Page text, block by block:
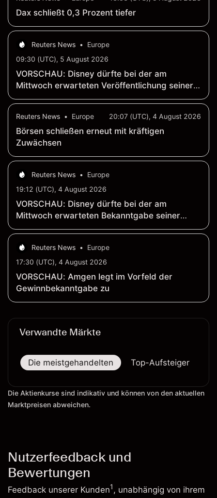
Dax schließt 0,3 Prozent tiefer
Reuters News •
Europe
09:30 (UTC), 5 August 2026
VORSCHAU: Disney dürfte bei der am
Mittwoch erwarteten Veröffentlichung seiner
Geschäftszahlen höhere Umsätze und einen
Reuters News • Europe 20:07 (UTC), 4 August 2026
Börsen schließen erneut mit kräftigen
Zuwächsen
Reuters News •
Europe
19:12 (UTC), 4 August 2026
VORSCHAU: Disney dürfte bei der am
Mittwoch erwarteten Bekanntgabe seiner
Geschäftszahlen höhere Umsätze und einen
Reuters News •
Europe
17:30 (UTC), 4 August 2026
VORSCHAU: Amgen legt im Vorfeld der
Gewinnbekanntgabe zu
Verwandte Märkte
Die meistgehandelten Top-Aufsteiger
Die Aktienkurse sind indikativ und können von den aktuellen
Marktpreisen abweichen.
Nutzerfeedback und
Bewertungen
Feedback unserer Kunden1, unabhängig von ihrem